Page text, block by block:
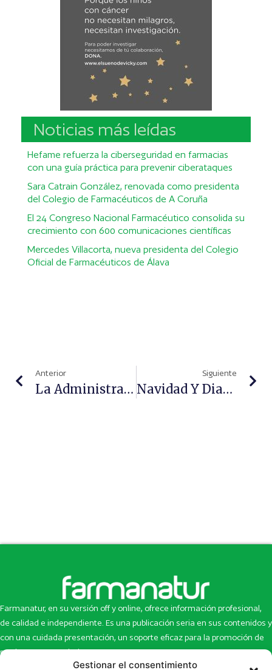
Gestionar el consentimiento
Noticias más leídas
Hefame refuerza la ciberseguridad en farmacias
con una guía práctica para prevenir ciberataques
Sara Catrain González, renovada como presidenta
del Colegio de Farmacéuticos de A Coruña
El 24 Congreso Nacional Farmacéutico consolida su
crecimiento con 600 comunicaciones científicas
Mercedes Villacorta, nueva presidenta del Colegio
Oficial de Farmacéuticos de Álava
Anterior
La Administración Vuelve A Acumular Dos Meses De Deuda Con Las Farmacias Catalanas
Siguiente
Navidad Y Diabetes, Un Tándem Posible
Farmanatur, en su versión off y online, ofrece información profesional,
de calidad e independiente. Es una publicación seria en sus contenidos y
con una cuidada presentación, un soporte eficaz para la promoción de
productos y novedades.